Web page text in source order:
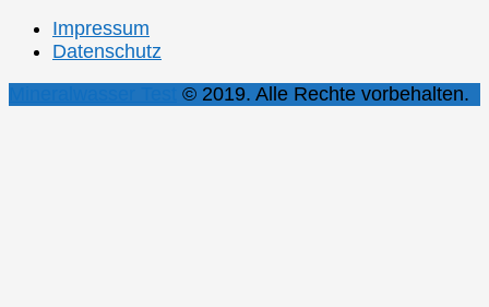
Impressum
Datenschutz
© 2019. Alle Rechte vorbehalten.